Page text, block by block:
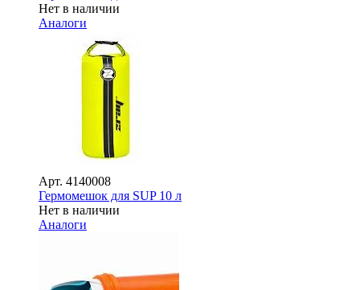
Нет в наличии
Аналоги
Арт. 4140008
Гермомешок для SUP 10 л
Нет в наличии
Аналоги